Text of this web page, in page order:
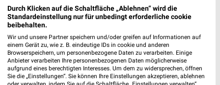
Angebote ab 08.08.
Gültig bis Fr. 14.08. Gültig bis Fr. 21.08.
XXXLutz XXXLutz
Durch Klicken auf die Schaltfläche „Ablehnen“ wird die
Standardeinstellung nur für unbedingt erforderliche cookie
beibehalten.
Wir und unsere Partner speichern und/oder greifen auf Informationen auf
einem Gerät zu, wie z. B. eindeutige IDs in cookie und anderen
Browserspeichern, um personenbezogene Daten zu verarbeiten. Einige
Anbieter verarbeiten Ihre personenbezogenen Daten möglicherweise
aufgrund eines berechtigten Interesses. Um dem zu widersprechen, öffnen
Sie die „Einstellungen“. Sie können Ihre Einstellungen akzeptieren, ablehnen